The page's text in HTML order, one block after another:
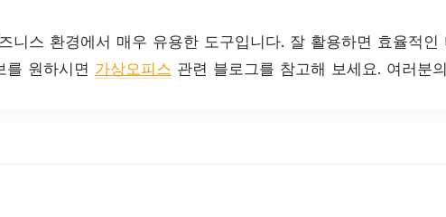
니스 환경에서 매우 유용한 도구입니다. 잘 활용하면 효율적인
를 원하시면 가상오피스 관련 블로그를 참고해 보세요. 여러분